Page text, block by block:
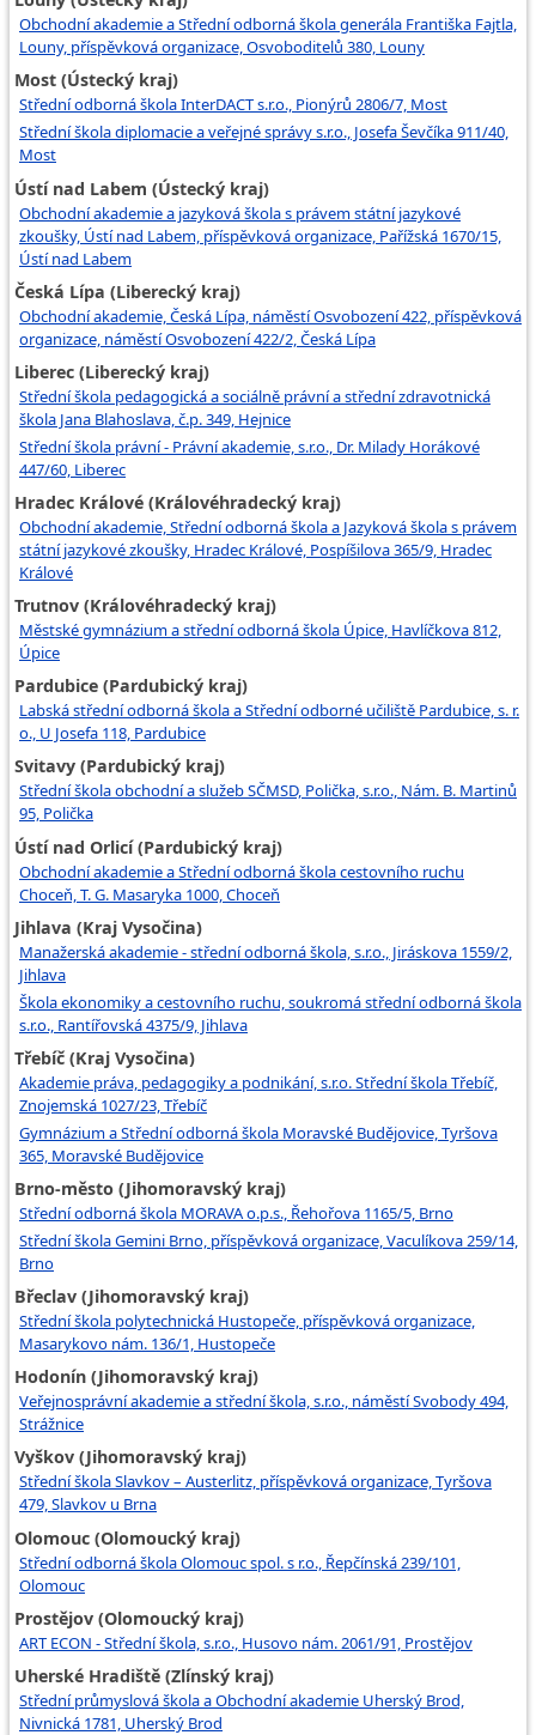
Obchodní akademie a Střední odborná škola generála Františka Fajtla,
Louny, příspěvková organizace, Osvoboditelů 380, Louny
Most (Ústecký kraj)
Střední odborná škola InterDACT s.r.o., Pionýrů 2806/7, Most
Střední škola diplomacie a veřejné správy s.r.o., Josefa Ševčíka 911/40,
Most
Ústí nad Labem (Ústecký kraj)
Obchodní akademie a jazyková škola s právem státní jazykové
zkoušky, Ústí nad Labem, příspěvková organizace, Pařížská 1670/15,
Ústí nad Labem
Česká Lípa (Liberecký kraj)
Obchodní akademie, Česká Lípa, náměstí Osvobození 422, příspěvková
organizace, náměstí Osvobození 422/2, Česká Lípa
Liberec (Liberecký kraj)
Střední škola pedagogická a sociálně právní a střední zdravotnická
škola Jana Blahoslava, č.p. 349, Hejnice
Střední škola právní - Právní akademie, s.r.o., Dr. Milady Horákové
447/60, Liberec
Hradec Králové (Královéhradecký kraj)
Obchodní akademie, Střední odborná škola a Jazyková škola s právem
státní jazykové zkoušky, Hradec Králové, Pospíšilova 365/9, Hradec
Králové
Trutnov (Královéhradecký kraj)
Městské gymnázium a střední odborná škola Úpice, Havlíčkova 812,
Úpice
Pardubice (Pardubický kraj)
Labská střední odborná škola a Střední odborné učiliště Pardubice, s. r.
o., U Josefa 118, Pardubice
Svitavy (Pardubický kraj)
Střední škola obchodní a služeb SČMSD, Polička, s.r.o., Nám. B. Martinů
95, Polička
Ústí nad Orlicí (Pardubický kraj)
Obchodní akademie a Střední odborná škola cestovního ruchu
Choceň, T. G. Masaryka 1000, Choceň
Jihlava (Kraj Vysočina)
Manažerská akademie - střední odborná škola, s.r.o., Jiráskova 1559/2,
Jihlava
Škola ekonomiky a cestovního ruchu, soukromá střední odborná škola
s.r.o., Rantířovská 4375/9, Jihlava
Třebíč (Kraj Vysočina)
Akademie práva, pedagogiky a podnikání, s.r.o. Střední škola Třebíč,
Znojemská 1027/23, Třebíč
Gymnázium a Střední odborná škola Moravské Budějovice, Tyršova
365, Moravské Budějovice
Brno-město (Jihomoravský kraj)
Střední odborná škola MORAVA o.p.s., Řehořova 1165/5, Brno
Střední škola Gemini Brno, příspěvková organizace, Vaculíkova 259/14,
Brno
Břeclav (Jihomoravský kraj)
Střední škola polytechnická Hustopeče, příspěvková organizace,
Masarykovo nám. 136/1, Hustopeče
Hodonín (Jihomoravský kraj)
Veřejnosprávní akademie a střední škola, s.r.o., náměstí Svobody 494,
Strážnice
Vyškov (Jihomoravský kraj)
Střední škola Slavkov – Austerlitz, příspěvková organizace, Tyršova
479, Slavkov u Brna
Olomouc (Olomoucký kraj)
Střední odborná škola Olomouc spol. s r.o., Řepčínská 239/101,
Olomouc
Prostějov (Olomoucký kraj)
ART ECON - Střední škola, s.r.o., Husovo nám. 2061/91, Prostějov
Uherské Hradiště (Zlínský kraj)
Střední průmyslová škola a Obchodní akademie Uherský Brod,
Nivnická 1781, Uherský Brod